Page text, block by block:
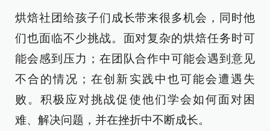
烘焙社团给孩子们成长带来很多机会，同时他
们也面临不少挑战。面对复杂的烘焙任务时可
能会感到压力；在团队合作中可能会遇到意见
不合的情况；在创新实践中也可能会遭遇失
败。积极应对挑战促使他们学会如何面对困
难、解决问题，并在挫折中不断成长。